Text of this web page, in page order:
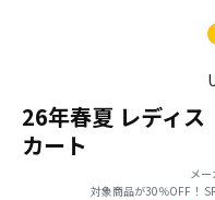
26年春夏 レディ
カート
メ
対象商品が30％OFF！